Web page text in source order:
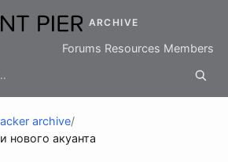
ARCHIVE
Forums Resources Members
archive/
нового акуанта